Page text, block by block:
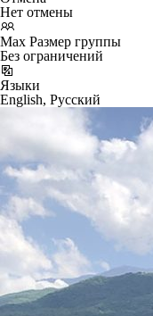
Нет отмены
Max Размер группы
Без ограничений
Языки
English, Русский